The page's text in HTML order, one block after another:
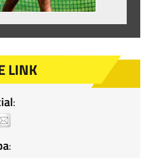
LINK
:
: